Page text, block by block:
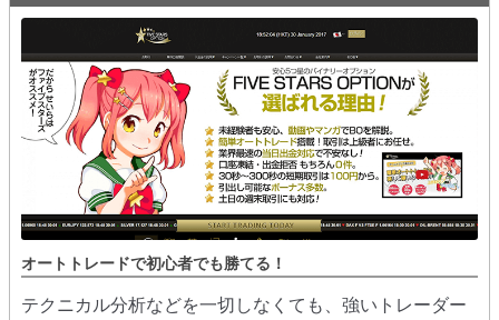
オートトレードで初心者でも勝てる！
テクニカル分析などを一切しなくても、強いトレーダー